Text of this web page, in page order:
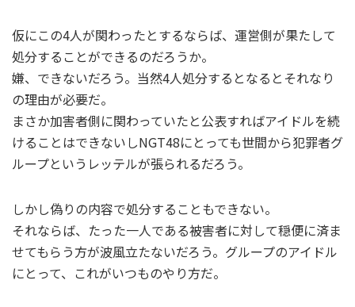
仮にこの4人が関わったとするならば、運営側が果たして
処分することができるのだろうか。
嫌、できないだろう。当然4人処分するとなるとそれなり
の理由が必要だ。
まさか加害者側に関わっていたと公表すればアイドルを続
けることはできないしNGT48にとっても世間から犯罪者グ
ループというレッテルが張られるだろう。
しかし偽りの内容で処分することもできない。
それならば、たった一人である被害者に対して穏便に済ま
せてもらう方が波風立たないだろう。グループのアイドル
にとって、これがいつものやり方だ。